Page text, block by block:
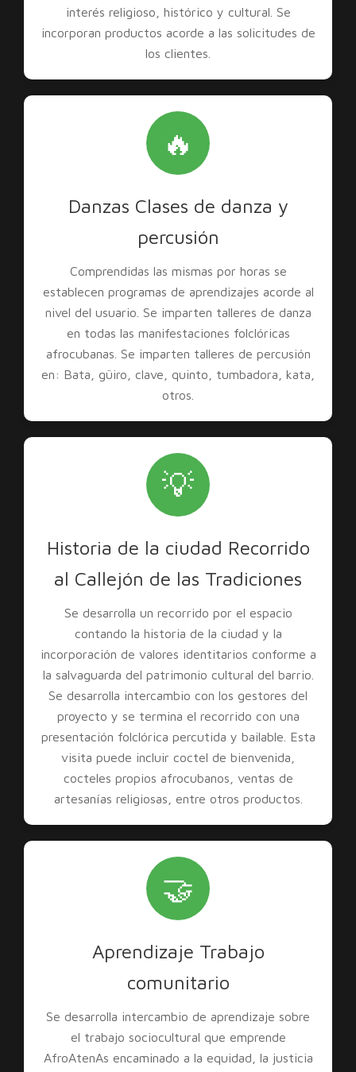
interés religioso, histórico y cultural. Se
incorporan productos acorde a las solicitudes de
los clientes.
🔥
Danzas Clases de danza y
percusión
Comprendidas las mismas por horas se
establecen programas de aprendizajes acorde al
nivel del usuario. Se imparten talleres de danza
en todas las manifestaciones folclóricas
afrocubanas. Se imparten talleres de percusión
en: Bata, güiro, clave, quinto, tumbadora, kata,
otros.
💡
Historia de la ciudad Recorrido
al Callejón de las Tradiciones
Se desarrolla un recorrido por el espacio
contando la historia de la ciudad y la
incorporación de valores identitarios conforme a
la salvaguarda del patrimonio cultural del barrio.
Se desarrolla intercambio con los gestores del
proyecto y se termina el recorrido con una
presentación folclórica percutida y bailable. Esta
visita puede incluir coctel de bienvenida,
cocteles propios afrocubanos, ventas de
artesanías religiosas, entre otros productos.
🤝
Aprendizaje Trabajo
comunitario
Se desarrolla intercambio de aprendizaje sobre
el trabajo sociocultural que emprende
AfroAtenAs encaminado a la equidad, la justicia